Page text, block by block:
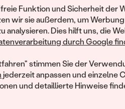
Funktion und Sicherheit der
wir sie außerdem, um Werbung
analysieren. Dies hilft uns, die
durch Google
stimmen Sie der
jederzeit anpassen und einzelne
und detaillierte Hinweise
Werden Sie Teil
und entdecken Sie die
gefertigten Schmucks
Ihren ersten